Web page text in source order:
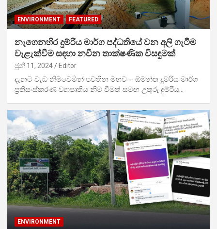
ENVIRONMENT FEATURED
නැගෙනහිර දුම්රිය මාර්ග පද්ධතියේ වන අලි ගැටීම
වැළැක්වීම සඳහා නවීන තාක්ෂණික විසඳුමක්
ජූනි 11, 2024 Editor
දැනට වැඩ නිමවෙමින් පවතින මහව – ඕමන්ත දුම්රිය මාර්ග
ප්‍රතිසංස්කරණ ව්‍යාපෘතිය නිම වීමත් සමඟ උතුරු දුම්රිය…
ENVIRONMENT